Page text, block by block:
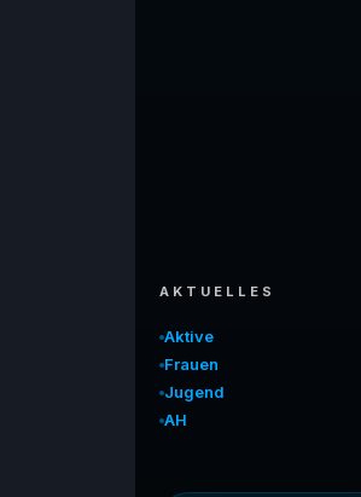
AKTUELLES
Aktive
Frauen
Jugend
AH